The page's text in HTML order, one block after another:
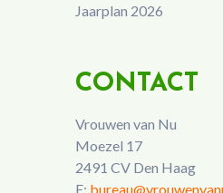
Jaarplan 2026
CONTACT
Vrouwen van Nu
Moezel 17
2491 CV Den Haag
E: